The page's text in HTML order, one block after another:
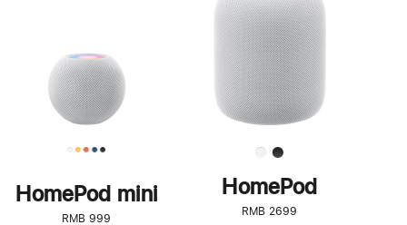
HomePod mini
RMB 999
了
解
HomePod<
HomePod
RMB 2699